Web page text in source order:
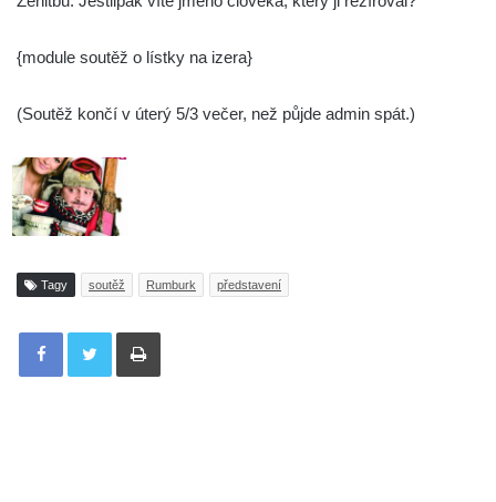
{module soutěž o lístky na izera}
(Soutěž končí v úterý 5/3 večer, než půjde admin spát.)
Tagy soutěž Rumburk představení
Tisknout